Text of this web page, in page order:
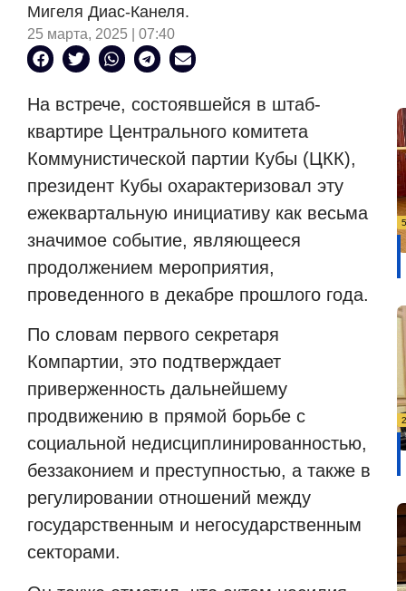
Мигеля Диас-Канеля.
25 марта, 2025 | 07:40
На встрече, состоявшейся в штаб-
квартире Центрального комитета
Коммунистической партии Кубы (ЦКК),
президент Кубы охарактеризовал эту
ежеквартальную инициативу как весьма
значимое событие, являющееся
продолжением мероприятия,
проведенного в декабре прошлого года.
По словам первого секретаря
Компартии, это подтверждает
приверженность дальнейшему
продвижению в прямой борьбе с
социальной недисциплинированностью,
беззаконием и преступностью, а также в
регулировании отношений между
государственным и негосударственным
секторами.